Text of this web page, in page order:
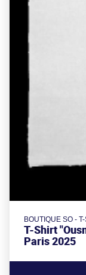
BOUTIQUE SO -
T-Shirt
Paris 2025